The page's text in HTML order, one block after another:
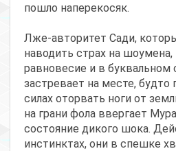
пошло наперекосяк.
Лже-авторитет Сади,
наводить страх на шоумена,
равновесие и в буквальном
застревает на месте, будто
силах оторвать ноги от
на грани фола ввергает
состояние дикого шока.
инстинктах, они в спешке